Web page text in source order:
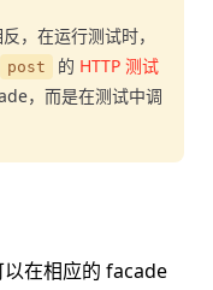
，在运行测试时，
post 的 HTTP 测试
，而是在测试中调
以在相应的 facade